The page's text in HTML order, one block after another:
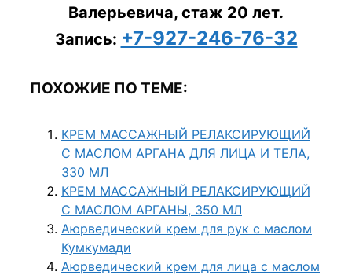
Валерьевича, стаж 20 лет.
Запись: +7-927-246-76-32
ПОХОЖИЕ ПО ТЕМЕ:
КРЕМ МАССАЖНЫЙ РЕЛАКСИРУЮЩИЙ
С МАСЛОМ АРГАНА ДЛЯ ЛИЦА И ТЕЛА,
330 МЛ
КРЕМ МАССАЖНЫЙ РЕЛАКСИРУЮЩИЙ
С МАСЛОМ АРГАНЫ, 350 МЛ
Аюрведический крем для рук с маслом
Кумкумади
Аюрведический крем для лица с маслом